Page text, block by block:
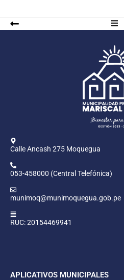
Calle Ancash 275 Moquegua
053-458000 (Central Telefónica)
munimoq@munimoquegua.gob.pe
RUC: 20154469941
APLICATIVOS MUNICIPALES